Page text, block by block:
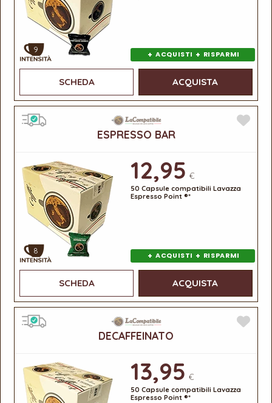
9 + ACQUISTI + RISPARMI
SCHEDA ACQUISTA
ESPRESSO BAR
8
12,95 €
50 Capsule compatibili Lavazza
Espresso Point ®*
+ ACQUISTI + RISPARMI
SCHEDA ACQUISTA
DECAFFEINATO
13,95 €
50 Capsule compatibili Lavazza
Espresso Point ®*